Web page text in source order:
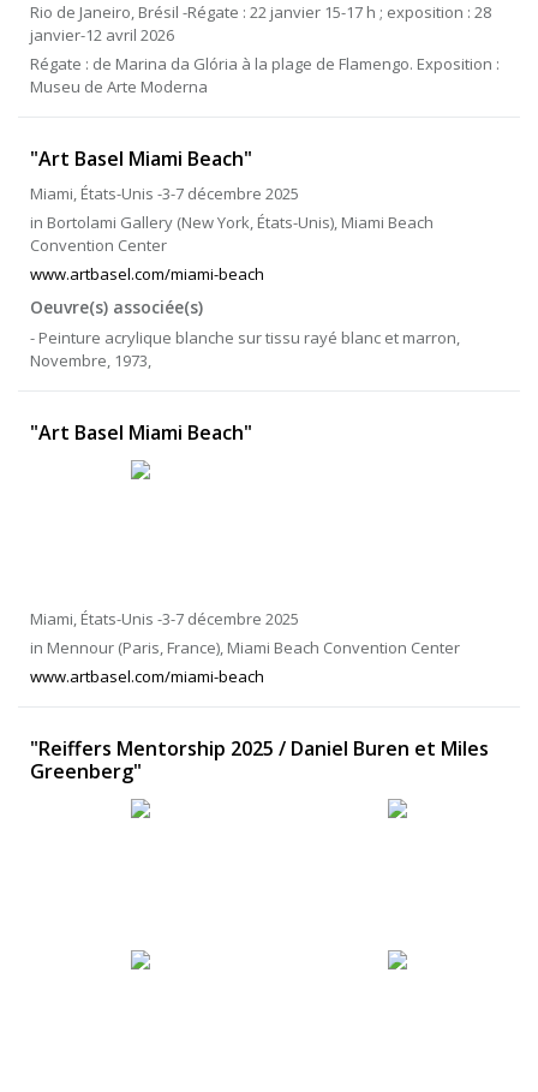
Rio de Janeiro, Brésil -Régate : 22 janvier 15-17 h ; exposition : 28
janvier-12 avril 2026
Régate : de Marina da Glória à la plage de Flamengo. Exposition :
Museu de Arte Moderna
"Art Basel Miami Beach"
Miami, États-Unis -3-7 décembre 2025
in Bortolami Gallery (New York, États-Unis), Miami Beach
Convention Center
www.artbasel.com/miami-beach
Oeuvre(s) associée(s)
- Peinture acrylique blanche sur tissu rayé blanc et marron,
Novembre, 1973,
"Art Basel Miami Beach"
Miami, États-Unis -3-7 décembre 2025
in Mennour (Paris, France), Miami Beach Convention Center
www.artbasel.com/miami-beach
"Reiffers Mentorship 2025 / Daniel Buren et Miles
Greenberg"